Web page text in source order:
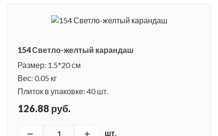
154 Светло-желтый карандаш
Размер: 1.5*20 см
Вес: 0.05 кг
Плиток в упаковке: 40 шт.
126.88 руб.
шт.